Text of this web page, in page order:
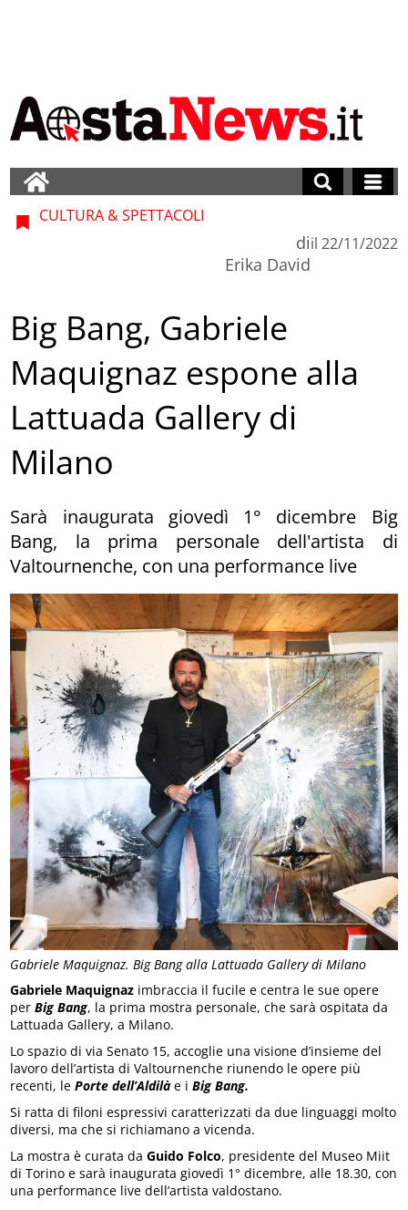
Gabriele Maquignaz. Big Bang alla Lattuada Gallery di Milano
CULTURA & SPETTACOLI
di
Erika David
il 22/11/2022
Big Bang, Gabriele
Maquignaz espone alla
Lattuada Gallery di
Milano
Sarà inaugurata giovedì 1° dicembre Big
Bang, la prima personale dell'artista di
Valtournenche, con una performance live
Gabriele Maquignaz imbraccia il fucile e centra le sue opere
perBig Bang, la prima mostra personale, che sarà ospitata da
Lattuada Gallery, a Milano.
Lo spazio di via Senato 15, accoglie una visione d’insieme del
lavoro dell’artista di Valtournenche riunendo le opere più
recenti, lePorte dell’Aldilà e iBig Bang.
Si ratta di filoni espressivi caratterizzati da due linguaggi molto
diversi, ma che si richiamano a vicenda.
La mostra è curata daGuido Folco, presidente del Museo Miit
di Torino e sarà inaugurata giovedì 1° dicembre, alle 18.30, con
una performance live dell’artista valdostano.